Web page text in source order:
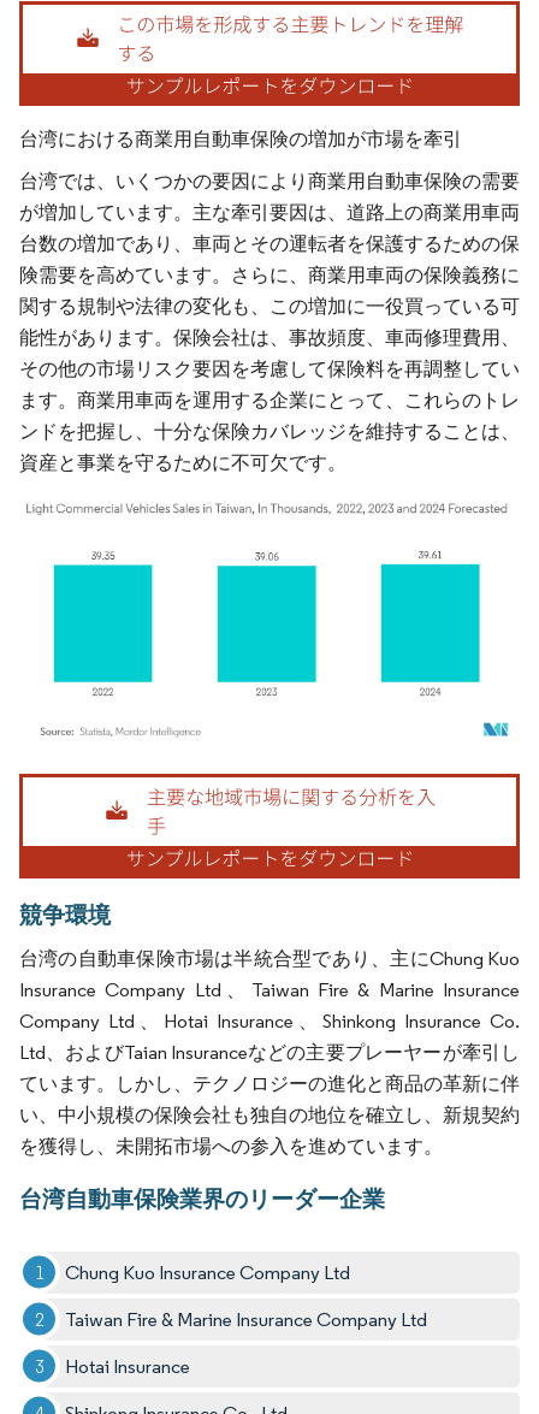
画像 © Mordor Intelligence。再利用にはCC BY 4.0の表示が必要です。
台湾における商業用自動車保険の増加が市場を牽引
台湾では、いくつかの要因により商業用自動車保険の需要
が増加しています。主な牽引要因は、道路上の商業用車両
台数の増加であり、車両とその運転者を保護するための保
険需要を高めています。さらに、商業用車両の保険義務に
関する規制や法律の変化も、この増加に一役買っている可
能性があります。保険会社は、事故頻度、車両修理費用、
その他の市場リスク要因を考慮して保険料を再調整してい
ます。商業用車両を運用する企業にとって、これらのトレ
ンドを把握し、十分な保険カバレッジを維持することは、
資産と事業を守るために不可欠です。
画像 © Mordor Intelligence。再利用にはCC BY 4.0の表示が必要です。
競争環境
台湾の自動車保険市場は半統合型であり、主にChung Kuo
Insurance Company Ltd、Taiwan Fire & Marine Insurance
Company Ltd、Hotai Insurance、Shinkong Insurance Co.
Ltd、およびTaian Insuranceなどの主要プレーヤーが牽引し
ています。しかし、テクノロジーの進化と商品の革新に伴
い、中小規模の保険会社も独自の地位を確立し、新規契約
を獲得し、未開拓市場への参入を進めています。
台湾自動車保険業界のリーダー企業
Chung Kuo Insurance Company Ltd
Taiwan Fire & Marine Insurance Company Ltd
Hotai Insurance